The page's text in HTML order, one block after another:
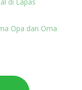
Opa dan Oma